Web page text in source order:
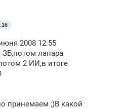
2008 12:55
лапара
2 ИИ,в итоге
принемаем ;)В какой